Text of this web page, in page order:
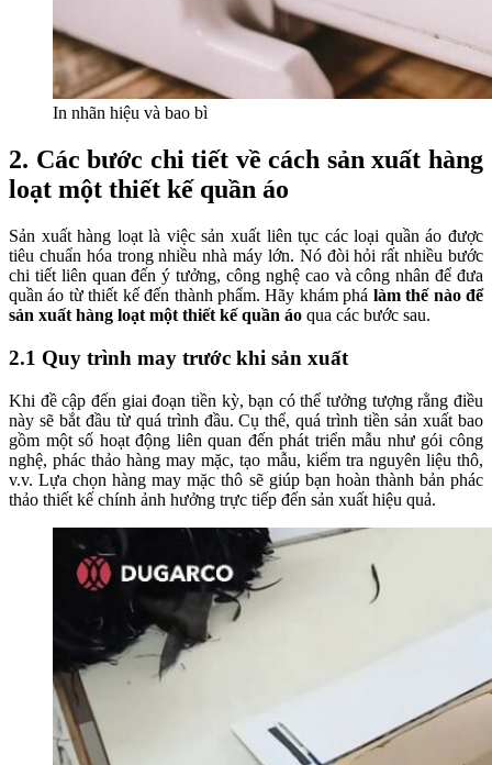
In nhãn hiệu và bao bì
2. Các bước chi tiết về cách sản xuất hàng
loạt một thiết kế quần áo
Sản xuất hàng loạt là việc sản xuất liên tục các loại quần áo được
tiêu chuẩn hóa trong nhiều nhà máy lớn. Nó đòi hỏi rất nhiều bước
chi tiết liên quan đến ý tưởng, công nghệ cao và công nhân để đưa
quần áo từ thiết kế đến thành phẩm. Hãy khám phá làm thế nào để
sản xuất hàng loạt một thiết kế quần áo qua các bước sau.
2.1 Quy trình may trước khi sản xuất
Khi đề cập đến giai đoạn tiền kỳ, bạn có thể tưởng tượng rằng điều
này sẽ bắt đầu từ quá trình đầu. Cụ thể, quá trình tiền sản xuất bao
gồm một số hoạt động liên quan đến phát triển mẫu như gói công
nghệ, phác thảo hàng may mặc, tạo mẫu, kiểm tra nguyên liệu thô,
v.v. Lựa chọn hàng may mặc thô sẽ giúp bạn hoàn thành bản phác
thảo thiết kế chính ảnh hưởng trực tiếp đến sản xuất hiệu quả.